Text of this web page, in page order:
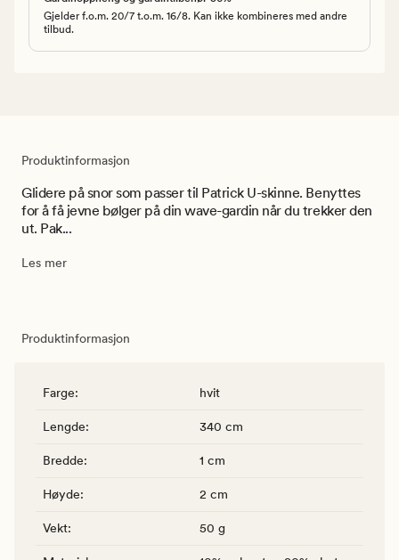
Gjelder f.o.m. 20/7 t.o.m. 16/8. Kan ikke kombineres med andre
tilbud.
Produktinformasjon
Glidere på snor som passer til Patrick U-skinne. Benyttes
for å få jevne bølger på din wave-gardin når du trekker den
ut. Pak...
Les mer
Produktinformasjon
Farge: hvit
Lengde: 340 cm
Bredde: 1 cm
Høyde: 2 cm
Vekt: 50 g